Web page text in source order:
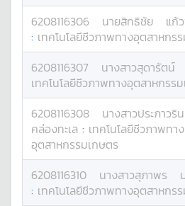
6208116306 นายสิทธิชัย
แก้
: เทคโนโลยีชีวภาพทางอุตสาหกร
6208116307 นางสาวสุดารัตน์
เทคโนโลยีชีวภาพทางอุตสาหกรร
6208116308 นางสาวประภาวริ
คล่องทะเล : เทคโนโลยีชีวภาพทาง
อุตสาหกรรมเกษตร
6208116310 นางสาวสุภาพร
: เทคโนโลยีชีวภาพทางอุตสาหกร